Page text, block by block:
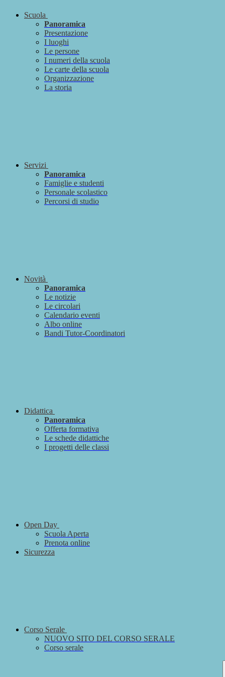
Scuola
Panoramica
Presentazione
I luoghi
Le persone
I numeri della scuola
Le carte della scuola
Organizzazione
La storia
Servizi
Panoramica
Famiglie e studenti
Personale scolastico
Percorsi di studio
Novità
Panoramica
Le notizie
Le circolari
Calendario eventi
Albo online
Bandi Tutor-Coordinatori
Didattica
Panoramica
Offerta formativa
Le schede didattiche
I progetti delle classi
Open Day
Scuola Aperta
Prenota online
Sicurezza
Corso Serale
NUOVO SITO DEL CORSO SERALE
Corso serale